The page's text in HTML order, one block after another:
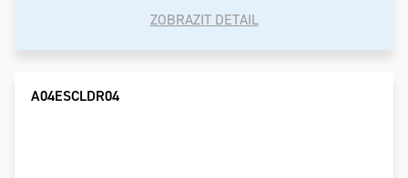
ZOBRAZIT DETAIL
A04ESCLDR04